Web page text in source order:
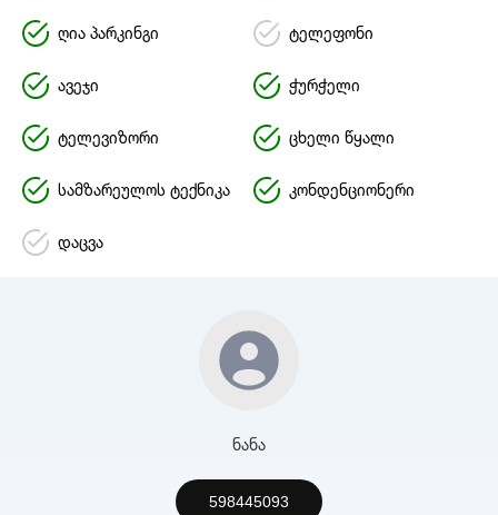
ღია პარკინგი ტელეფონი
ავეჯი ჭურჭელი
ტელევიზორი ცხელი წყალი
სამზარეულოს ტექნიკა კონდენციონერი
დაცვა
ნანა
598445093